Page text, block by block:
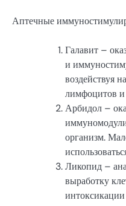
Аптечные
Галавит –
и
воздействуя
лимфоцитов
Арбидол –
организм.
Ликопид –
выработку